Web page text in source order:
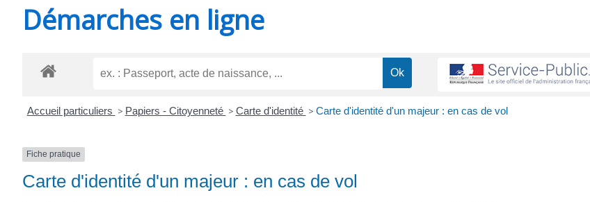
Démarches en ligne
Accueil particuliers > Papiers - Citoyenneté > Carte d'identité > Carte d'identité d'un majeur : en cas de vol
Fiche pratique
Carte d'identité d'un majeur : en cas de vol